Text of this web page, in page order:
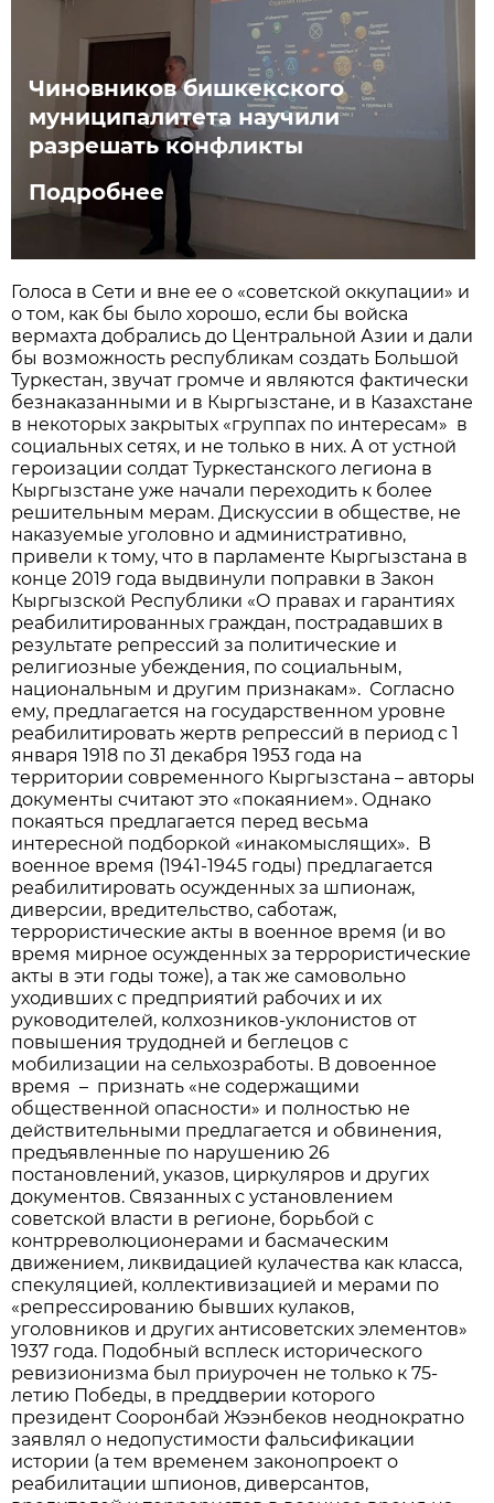
Чиновников бишкекского
муниципалитета научили
разрешать конфликты
Подробнее
Голоса в Сети и вне ее о «советской оккупации» и
о том, как бы было хорошо, если бы войска
вермахта добрались до Центральной Азии и дали
бы возможность республикам создать Большой
Туркестан, звучат громче и являются фактически
безнаказанными и в Кыргызстане, и в Казахстане
в некоторых закрытых «группах по интересам» в
социальных сетях, и не только в них. А от устной
героизации солдат Туркестанского легиона в
Кыргызстане уже начали переходить к более
решительным мерам. Дискуссии в обществе, не
наказуемые уголовно и административно,
привели к тому, что в парламенте Кыргызстана в
конце 2019 года выдвинули поправки в Закон
Кыргызской Республики «О правах и гарантиях
реабилитированных граждан, пострадавших в
результате репрессий за политические и
религиозные убеждения, по социальным,
национальным и другим признакам». Согласно
ему, предлагается на государственном уровне
реабилитировать жертв репрессий в период с 1
января 1918 по 31 декабря 1953 года на
территории современного Кыргызстана – авторы
документы считают это «покаянием». Однако
покаяться предлагается перед весьма
интересной подборкой «инакомыслящих». В
военное время (1941-1945 годы) предлагается
реабилитировать осужденных за шпионаж,
диверсии, вредительство, саботаж,
террористические акты в военное время (и во
время мирное осужденных за террористические
акты в эти годы тоже), а так же самовольно
уходивших с предприятий рабочих и их
руководителей, колхозников-уклонистов от
повышения трудодней и беглецов с
мобилизации на сельхозработы. В довоенное
время – признать «не содержащими
общественной опасности» и полностью не
действительными предлагается и обвинения,
предъявленные по нарушению 26
постановлений, указов, циркуляров и других
документов. Связанных с установлением
советской власти в регионе, борьбой с
контрреволюционерами и басмаческим
движением, ликвидацией кулачества как класса,
спекуляцией, коллективизацией и мерами по
«репрессированию бывших кулаков,
уголовников и других антисоветских элементов»
1937 года. Подобный всплеск исторического
ревизионизма был приурочен не только к 75-
летию Победы, в преддверии которого
президент Сооронбай Жээнбеков неоднократно
заявлял о недопустимости фальсификации
истории (а тем временем законопроект о
реабилитации шпионов, диверсантов,